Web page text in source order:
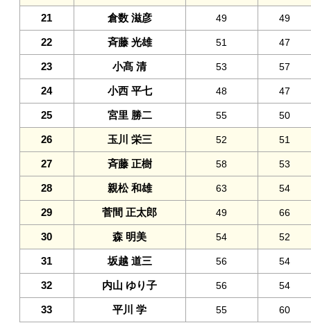
21 倉数 滋彦 49 49
22 斉藤 光雄 51 47
23 小髙 清 53 57
24 小西 平七 48 47
25 宮里 勝二 55 50
26 玉川 栄三 52 51
27 斉藤 正樹 58 53
28 親松 和雄 63 54
29 菅間 正太郎 49 66
30 森 明美 54 52
31 坂越 道三 56 54
32 内山 ゆり子 56 54
33 平川 学 55 60